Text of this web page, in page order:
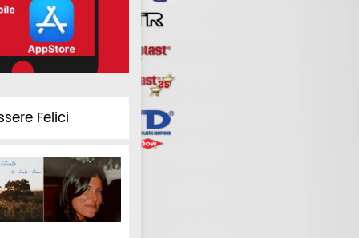
Felici